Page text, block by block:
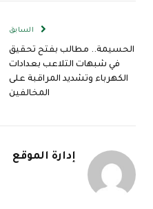
السابق
الحسيمة.. مطالب بفتح تحقيق
في شبهات التلاعب بعدادات
الكهرباء وتشديد المراقبة على
المخالفين
إدارة الموقع